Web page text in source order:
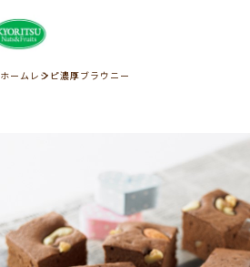
ホーム レシピ濃厚ブラウニー